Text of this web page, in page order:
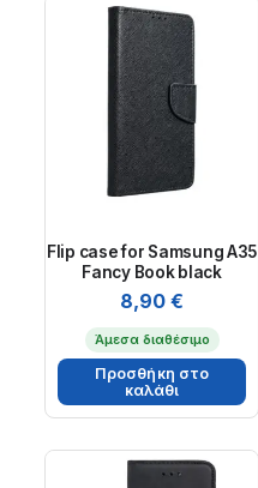
Flip case for Samsung A35
Fancy Book black
8,90€
Άμεσα διαθέσιμο
Προσθήκη στο
καλάθι